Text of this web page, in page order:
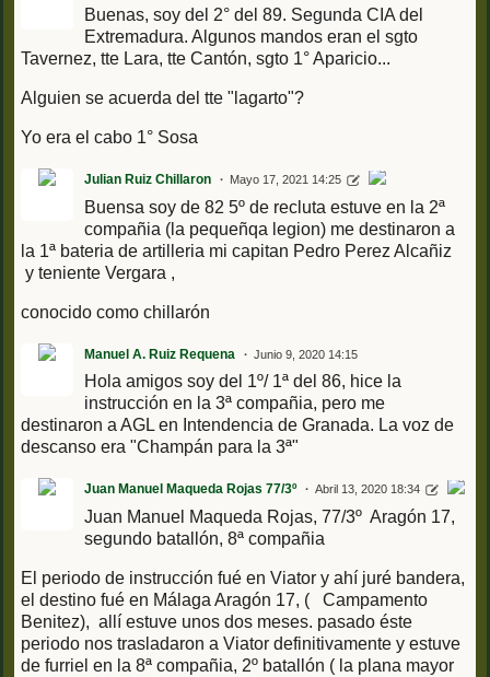
Buenas, soy del 2° del 89. Segunda CIA del
Extremadura. Algunos mandos eran el sgto
Tavernez, tte Lara, tte Cantón, sgto 1° Aparicio...
Alguien se acuerda del tte "lagarto"?
Yo era el cabo 1° Sosa
Julian Ruiz Chillaron Mayo 17, 2021 14:25
Buensa soy de 82 5º de recluta estuve en la 2ª
compañia (la pequeñqa legion) me destinaron a
la 1ª bateria de artilleria mi capitan Pedro Perez Alcañiz
y teniente Vergara ,
conocido como chillarón
Manuel A. Ruiz Requena Junio 9, 2020 14:15
Hola amigos soy del 1º/ 1ª del 86, hice la
instrucción en la 3ª compañia, pero me
destinaron a AGL en Intendencia de Granada. La voz de
descanso era "Champán para la 3ª"
Juan Manuel Maqueda Rojas 77/3º Abril 13, 2020 18:34
Juan Manuel Maqueda Rojas, 77/3º Aragón 17,
segundo batallón, 8ª compañia
El periodo de instrucción fué en Viator y ahí juré bandera,
el destino fué en Málaga Aragón 17, ( Campamento
Benitez), allí estuve unos dos meses. pasado éste
periodo nos trasladaron a Viator definitivamente y estuve
de furriel en la 8ª compañia, 2º batallón ( la plana mayor